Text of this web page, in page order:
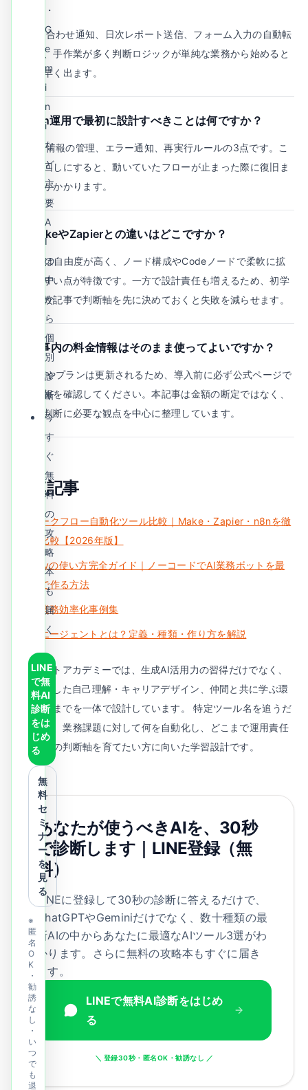
問い合わせ通知、日次レポート送信、フォーム入力の自動転
記など、手作業が多く判断ロジックが単純な業務から始めると
効果が早く出ます。
n8n運用で最初に設計すべきことは何ですか？
認証情報の管理、エラー通知、再実行ルールの3点です。こ
こを後回しにすると、動いていたフローが止まった際に復旧ま
で時間がかかります。
MakeやZapierとの違いはどこですか？
n8nは自由度が高く、ノード構成やCodeノードで柔軟に拡
張しやすい点が特徴です。一方で設計責任も増えるため、初学
者は比較記事で判断軸を先に決めておくと失敗を減らせます。
記事内の料金情報はそのまま使ってよいですか？
料金やプランは更新されるため、導入前に必ず公式ページで
最新情報を確認してください。本記事は金額の断定ではなく、
比較と判断に必要な観点を中心に整理しています。
関連記事
ワークフロー自動化ツール比較｜Make・Zapier・n8nを徹
底比較【2026年版】
Difyの使い方完全ガイド｜ノーコードでAI業務ボットを最
短で作る方法
AI業務効率化事例集
AIエージェントとは？定義・種類・作り方を解説
AIリブートアカデミーでは、生成AI活用力の習得だけでなく、
AIを鏡にした自己理解・キャリアデザイン、仲間と共に学ぶ環
境づくりまでを一体で設計しています。 特定ツール名を追うだ
けでなく、業務課題に対して何を自動化し、どこまで運用責任
を持つかの判断軸を育てたい方に向いた学習設計です。
あなたが使うべきAIを、30秒
で診断します｜LINE登録（無
料）
LINEに登録して30秒の診断に答えるだけで、
ChatGPTやGeminiだけでなく、数十種類の最
新AIの中からあなたに最適なAIツール3選がわ
かります。さらに無料の攻略本もすぐに届き
ます。
LINEで無料AI診断をはじめ
る
＼ 登録30秒・匿名OK・勧誘なし ／
・
G
e
m
i
n
i
な
ど
主
要
A
I
の
中
か
ら
個
別
診
断
今
す
ぐ
無
料
の
攻
略
本
も
届
く
LINE
で無
料AI
診断
をは
じめ
る
無
料
セ
ミ
ナ
ー
を
見
る
※
匿
名
O
K
・
勧
誘
な
し
・
い
つ
で
も
退